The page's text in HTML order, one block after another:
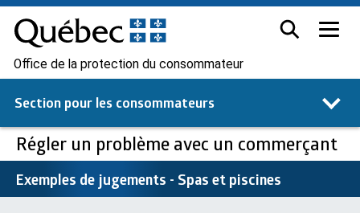
Office de la protection du consommateur
Section pour les consommateurs
Régler un problème avec un commerçant
Exemples de jugements - Spas et piscines